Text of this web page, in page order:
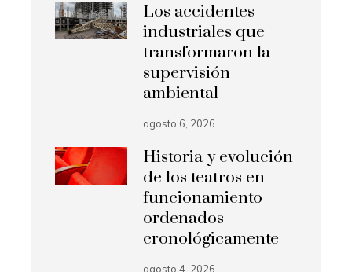
Los accidentes
industriales que
transformaron la
supervisión
ambiental
agosto 6, 2026
Historia y evolución
de los teatros en
funcionamiento
ordenados
cronológicamente
agosto 4, 2026